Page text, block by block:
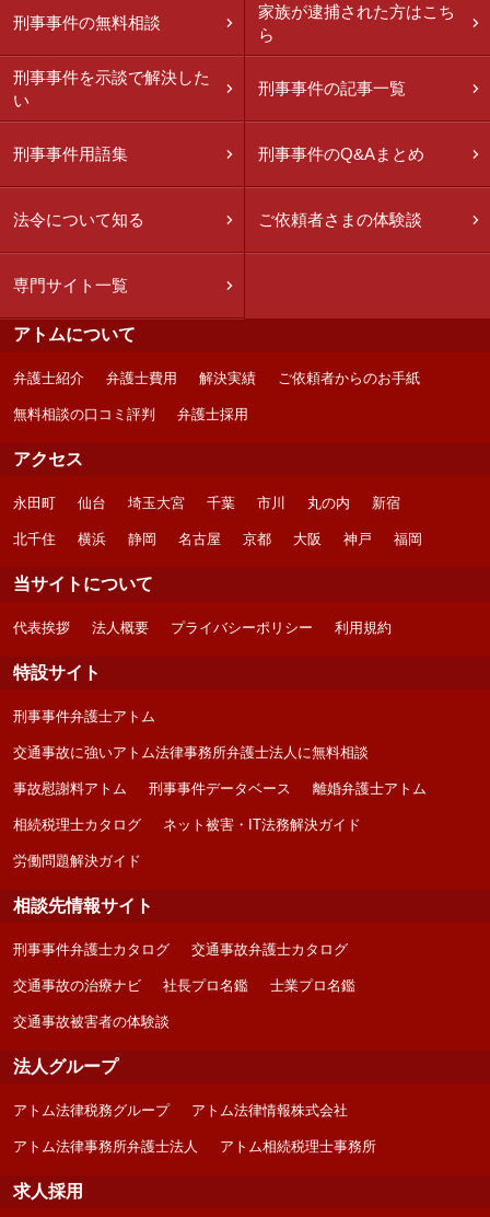
刑事事件の無料相談
家族が逮捕された方はこち
ら
刑事事件を示談で解決した
い
刑事事件の記事一覧
刑事事件用語集 刑事事件のQ&Aまとめ
法令について知る ご依頼者さまの体験談
専門サイト一覧
アトムについて
弁護士紹介 弁護士費用 解決実績 ご依頼者からのお手紙
無料相談の口コミ評判 弁護士採用
アクセス
永田町 仙台 埼玉大宮 千葉 市川 丸の内 新宿
北千住 横浜 静岡 名古屋 京都 大阪 神戸 福岡
当サイトについて
代表挨拶 法人概要 プライバシーポリシー 利用規約
特設サイト
刑事事件弁護士アトム
交通事故に強いアトム法律事務所弁護士法人に無料相談
事故慰謝料アトム 刑事事件データベース 離婚弁護士アトム
相続税理士カタログ ネット被害・IT法務解決ガイド
労働問題解決ガイド
相談先情報サイト
刑事事件弁護士カタログ 交通事故弁護士カタログ
交通事故の治療ナビ 社長プロ名鑑 士業プロ名鑑
交通事故被害者の体験談
法人グループ
アトム法律税務グループ アトム法律情報株式会社
アトム法律事務所弁護士法人 アトム相続税理士事務所
求人採用